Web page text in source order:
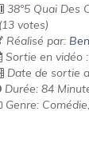
38°5 Quai Des
13 votes)
Réalisé par:
Sortie en vidéo :
Date de sortie
Durée: 84
Genre: